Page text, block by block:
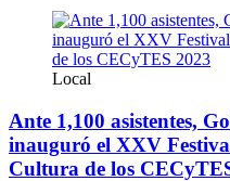
Local
Ante 1,100 asistentes,
inauguró el XXV
Cultura de los